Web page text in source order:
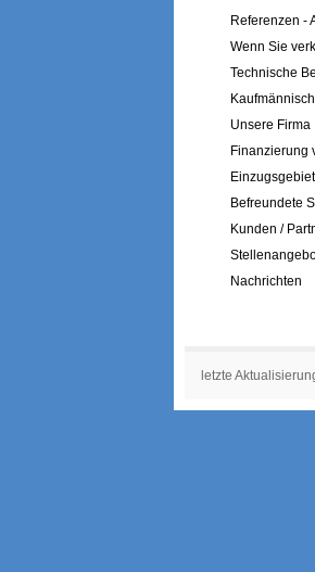
Referenzen -
Wenn Sie
Technische
Unsere Firma
Finanzierung
Befreundete
Kunden /
Nachrichten
letzte